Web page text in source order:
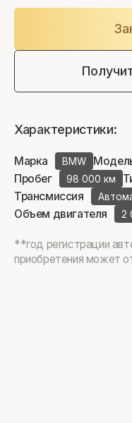
Характеристики:
Марка BMW
Пробег 98 000 км
Трансмиссия
Объем двигателя 2
**год регистрации
приобретения может